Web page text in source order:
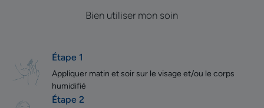
Bien utiliser mon soin
Étape 1
Appliquer matin et soir sur le visage et/ou le corps
humidifié
Étape 2